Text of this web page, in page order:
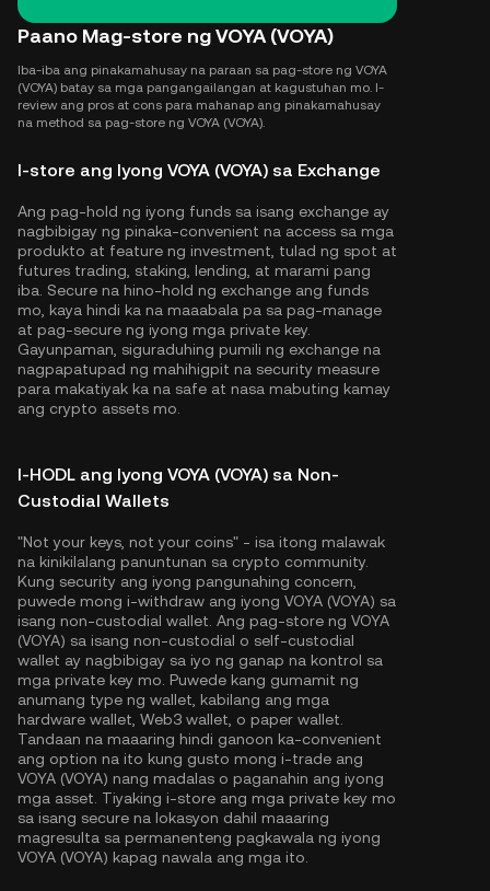
Paano Mag-store ng VOYA (VOYA)
Iba-iba ang pinakamahusay na paraan sa pag-store ng VOYA
(VOYA) batay sa mga pangangailangan at kagustuhan mo. I-
review ang pros at cons para mahanap ang pinakamahusay
na method sa pag-store ng VOYA (VOYA).
I-store ang Iyong VOYA (VOYA) sa Exchange
Ang pag-hold ng iyong funds sa isang exchange ay
nagbibigay ng pinaka-convenient na access sa mga
produkto at feature ng investment, tulad ng spot at
futures trading, staking, lending, at marami pang
iba. Secure na hino-hold ng exchange ang funds
mo, kaya hindi ka na maaabala pa sa pag-manage
at pag-secure ng iyong mga private key.
Gayunpaman, siguraduhing pumili ng exchange na
nagpapatupad ng mahihigpit na security measure
para makatiyak ka na safe at nasa mabuting kamay
ang crypto assets mo.
I-HODL ang Iyong VOYA (VOYA) sa Non-
Custodial Wallets
"Not your keys, not your coins" - isa itong malawak
na kinikilalang panuntunan sa crypto community.
Kung security ang iyong pangunahing concern,
puwede mong i-withdraw ang iyong VOYA (VOYA) sa
isang non-custodial wallet. Ang pag-store ng VOYA
(VOYA) sa isang non-custodial o self-custodial
wallet ay nagbibigay sa iyo ng ganap na kontrol sa
mga private key mo. Puwede kang gumamit ng
anumang type ng wallet, kabilang ang mga
hardware wallet, Web3 wallet, o paper wallet.
Tandaan na maaaring hindi ganoon ka-convenient
ang option na ito kung gusto mong i-trade ang
VOYA (VOYA) nang madalas o paganahin ang iyong
mga asset. Tiyaking i-store ang mga private key mo
sa isang secure na lokasyon dahil maaaring
magresulta sa permanenteng pagkawala ng iyong
VOYA (VOYA) kapag nawala ang mga ito.